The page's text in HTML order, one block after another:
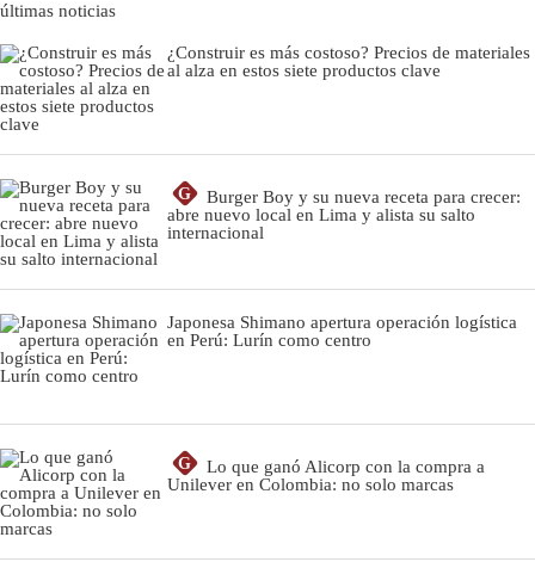
últimas noticias
¿Construir es más costoso? Precios de materiales
al alza en estos siete productos clave
G
Burger Boy y su nueva receta para crecer:
abre nuevo local en Lima y alista su salto
internacional
Japonesa Shimano apertura operación logística
en Perú: Lurín como centro
G
Lo que ganó Alicorp con la compra a
Unilever en Colombia: no solo marcas